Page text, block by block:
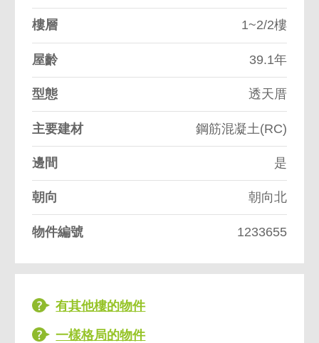
樓層 1~2/2樓
屋齡 39.1年
型態 透天厝
主要建材 鋼筋混凝土(RC)
邊間 是
朝向 朝向北
物件編號 1233655
有其他樓的物件
一樣格局的物件